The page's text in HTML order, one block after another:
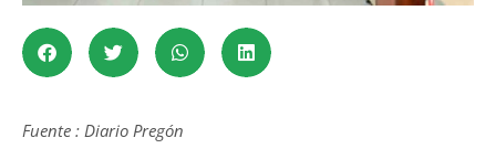
Fuente : Diario Pregón